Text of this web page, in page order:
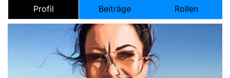
Profil Beiträge Rollen